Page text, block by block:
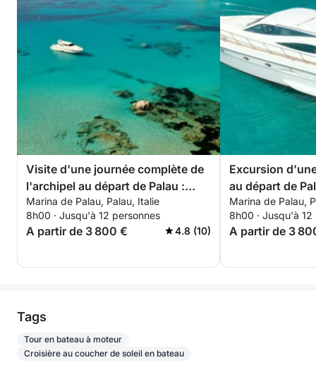
Visite d'une journée complète de
l'archipel au départ de Palau :
Caprera, Maddalena, Spargi et
Budelli
Marina de Palau, Palau, Italie
8h00 · Jusqu'à 12 personnes
A partir de 3 800 € 4.8 (10)
Excursion
au départ de
Caprera et la
Marina de Palau,
8h00 · Jusqu'à 12
A partir de 3
Tags
Tour en bateau à moteur
Croisière au coucher de soleil en bateau